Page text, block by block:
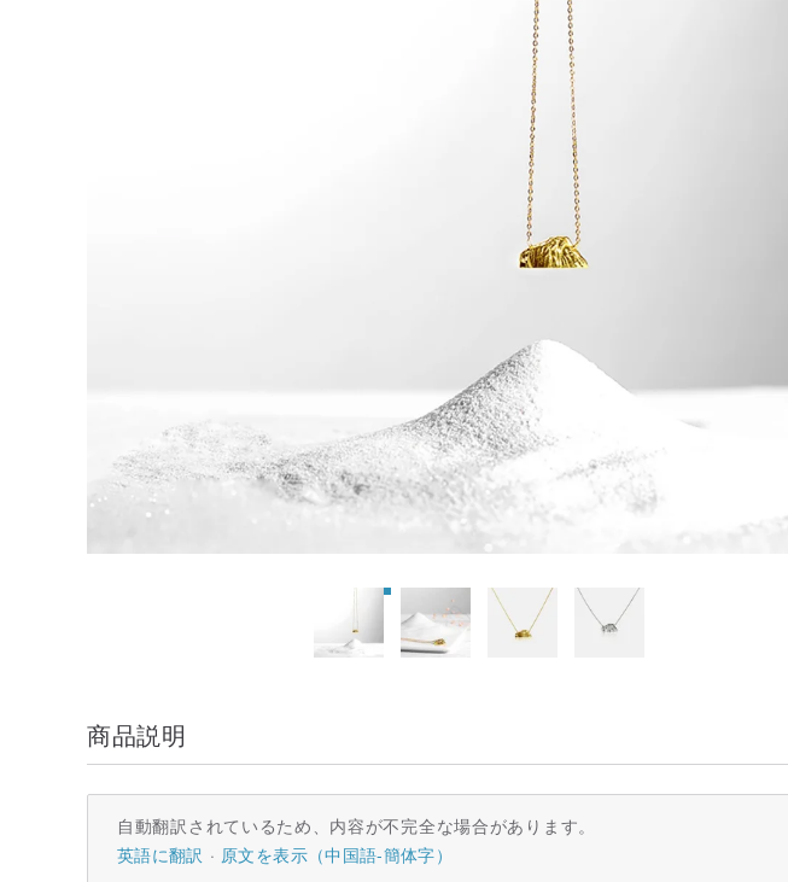
商品説明
自動翻訳されているため、内容が不完全な場合があります。
英語に翻訳
原文を表示（中国語-簡体字）